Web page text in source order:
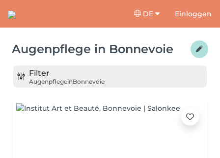
DE Einloggen
Augenpflege in Bonnevoie
Filter
AugenpflegeinBonnevoie